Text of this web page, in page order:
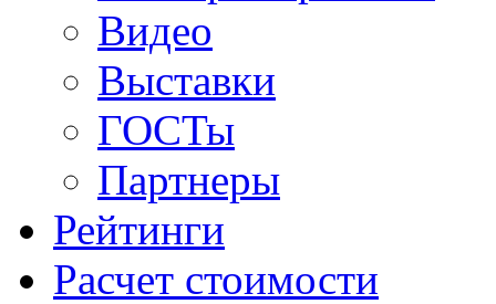
Видео
Выставки
ГОСТы
Партнеры
Рейтинги
Расчет стоимости